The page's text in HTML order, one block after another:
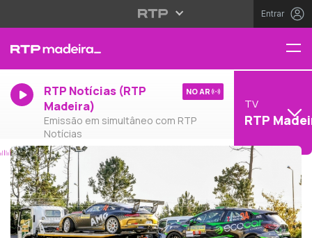
Entrar
RTP Notícias (RTP
Madeira)
Emissão em simultâneo com RTP
Notícias
NO AR
TV
RTP